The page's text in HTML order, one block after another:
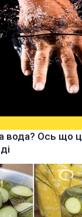
вода? Ось що